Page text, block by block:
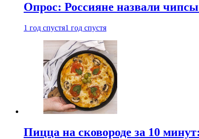
Опрос: Россияне назвали
1 год спустя1 год спустя
Пицца на сковороде за 10